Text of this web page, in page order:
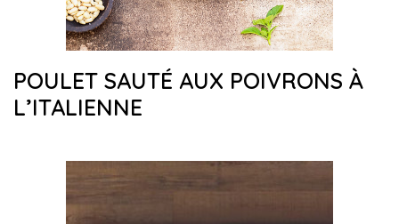
POULET SAUTÉ AUX POIVRONS À
L’ITALIENNE